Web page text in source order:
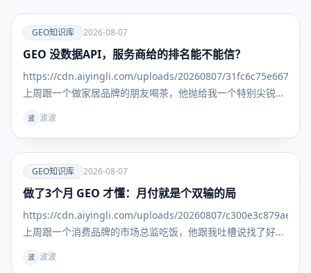
爱
GEO知识
GEO知识库 2026-08-07
GEO 没数据API，服务商给的排名能不能信？
https://cdn.aiyingli.com/uploads/20260807/
上周跟一个做家居品牌的朋友喝茶，他抛给我一个特别尖锐的
样。更离谱
波 波波
爱
GEO知识
库
GEO知识库 2026-08-07
做了3个月 GEO 才懂：月付就是个双输的局
https://cdn.aiyingli.com/uploads/20260807/
上周跟一个消费品牌的市场总监吃饭，他跟我吐槽说找了好几
月，效果好
波 波波